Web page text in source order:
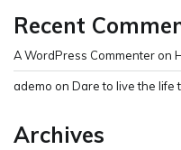
Recent
A WordPress Commenteron
ademo on Dare to live the life
Archives